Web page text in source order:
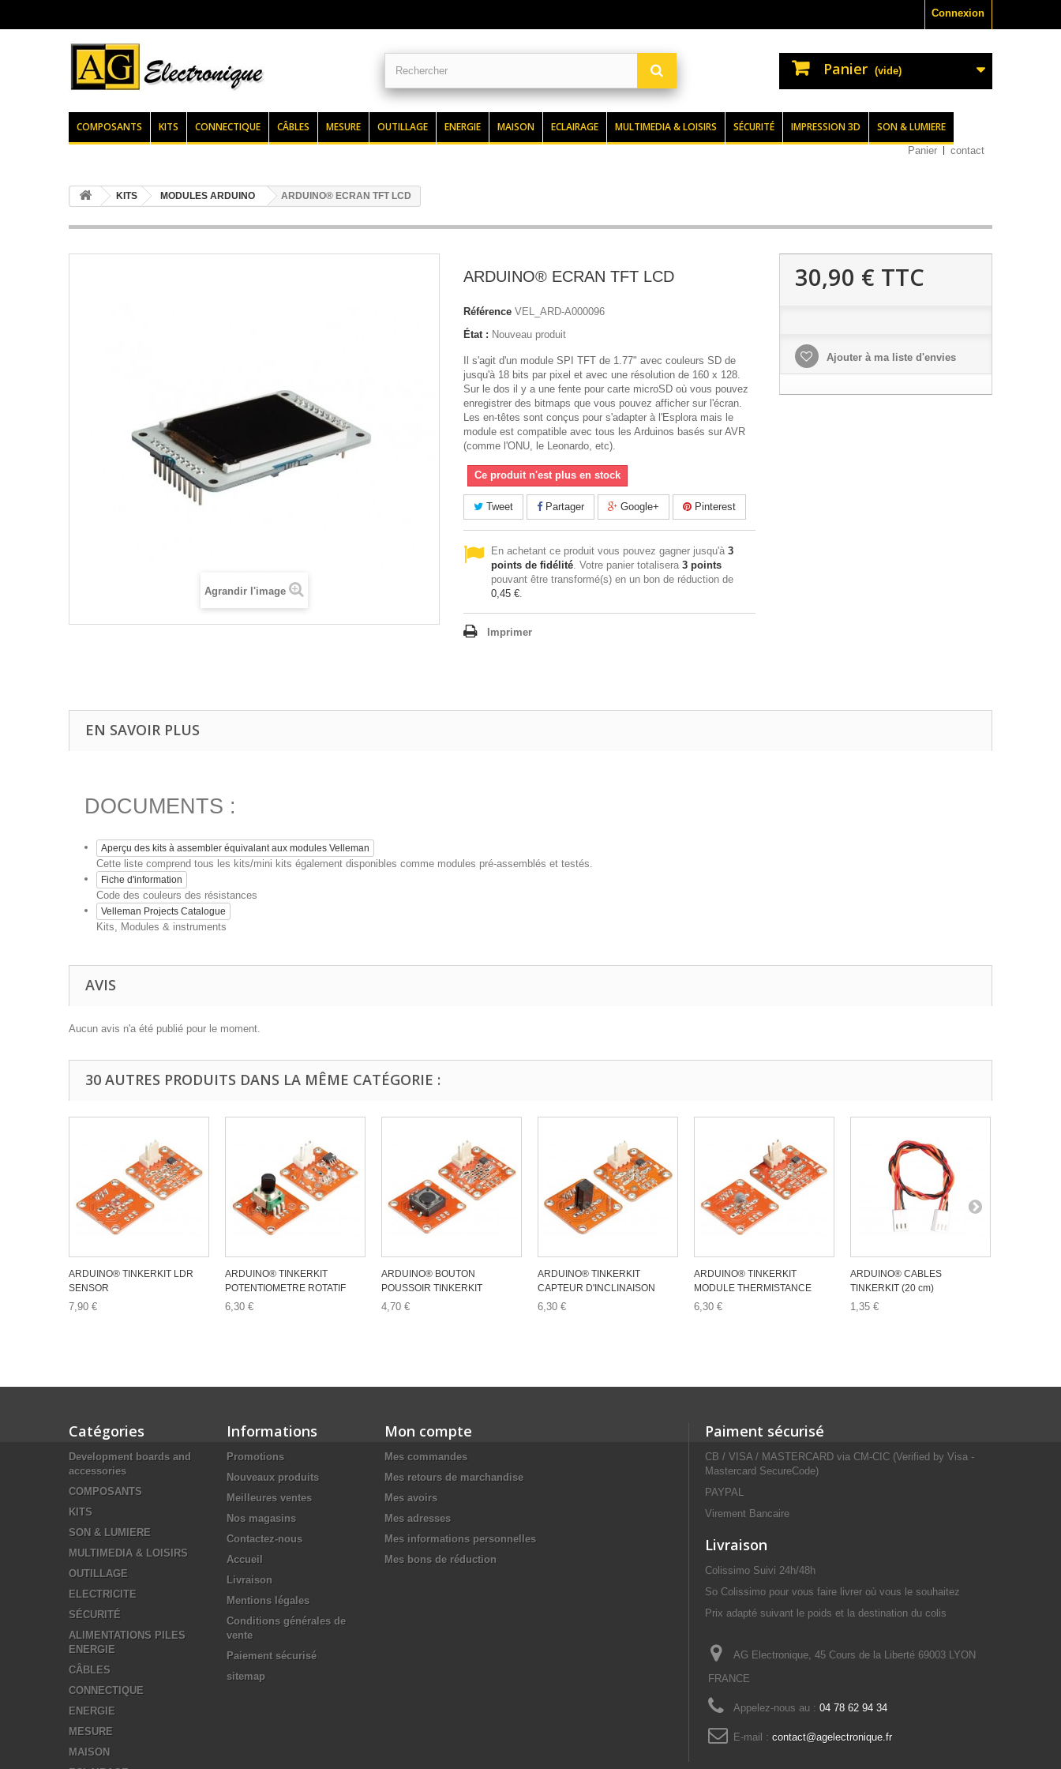
Connexion
Panier (vide)
COMPOSANTS KITS CONNECTIQUE CÂBLES MESURE OUTILLAGE ENERGIE MAISON ECLAIRAGE MULTIMEDIA & LOISIRS SÉCURITÉ IMPRESSION 3D SON & LUMIERE
Panier contact
KITS MODULES ARDUINO ARDUINO® ECRAN TFT LCD
Agrandir l'image
ARDUINO® ECRAN TFT LCD
Référence VEL_ARD-A000096
État : Nouveau produit
Il s'agit d'un module SPI TFT de 1.77" avec couleurs SD de
jusqu'à 18 bits par pixel et avec une résolution de 160 x 128.
Sur le dos il y a une fente pour carte microSD où vous pouvez
enregistrer des bitmaps que vous pouvez afficher sur l'écran.
Les en-têtes sont conçus pour s'adapter à l'Esplora mais le
module est compatible avec tous les Arduinos basés sur AVR
(comme l'ONU, le Leonardo, etc).
Ce produit n'est plus en stock
Tweet Partager Google+ Pinterest
En achetant ce produit vous pouvez gagner jusqu'à 3
points de fidélité. Votre panier totalisera 3 points
pouvant être transformé(s) en un bon de réduction de
0,45 €.
Imprimer
30,90 € TTC
Ajouter à ma liste d'envies
EN SAVOIR PLUS
DOCUMENTS :
Aperçu des kits à assembler équivalant aux modules Velleman
Cette liste comprend tous les kits/mini kits également disponibles comme modules pré-assemblés et testés.
Fiche d'information
Code des couleurs des résistances
Velleman Projects Catalogue
Kits, Modules & instruments
AVIS
Aucun avis n'a été publié pour le moment.
30 AUTRES PRODUITS DANS LA MÊME CATÉGORIE :
ARDUINO® TINKERKIT LDR
SENSOR
7,90 €
ARDUINO® TINKERKIT
POTENTIOMETRE ROTATIF
6,30 €
ARDUINO® BOUTON
POUSSOIR TINKERKIT
4,70 €
ARDUINO® TINKERKIT
CAPTEUR D'INCLINAISON
6,30 €
ARDUINO® TINKERKIT
MODULE THERMISTANCE
6,30 €
ARDUINO® CABLES
TINKERKIT (20 cm)
1,35 €
Catégories
Development boards and
accessories
COMPOSANTS
KITS
SON & LUMIERE
MULTIMEDIA & LOISIRS
OUTILLAGE
ELECTRICITE
SÉCURITÉ
ALIMENTATIONS PILES
ENERGIE
CÂBLES
CONNECTIQUE
ENERGIE
MESURE
MAISON
Informations
Promotions
Nouveaux produits
Meilleures ventes
Nos magasins
Contactez-nous
Accueil
Livraison
Mentions légales
Conditions générales de
vente
Paiement sécurisé
sitemap
Mon compte
Mes commandes
Mes retours de marchandise
Mes avoirs
Mes adresses
Mes informations personnelles
Mes bons de réduction
Paiment sécurisé
CB / VISA / MASTERCARD via CM-CIC (Verified by Visa -
Mastercard SecureCode)
PAYPAL
Virement Bancaire
Livraison
Colissimo Suivi 24h/48h
So Colissimo pour vous faire livrer où vous le souhaitez
Prix adapté suivant le poids et la destination du colis
AG Electronique, 45 Cours de la Liberté 69003 LYON
FRANCE
Appelez-nous au : 04 78 62 94 34
E-mail : contact@agelectronique.fr